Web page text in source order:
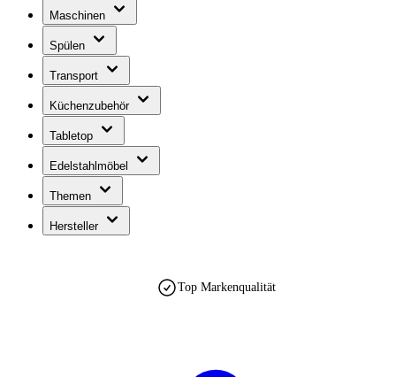
Maschinen
Spülen
Transport
Küchenzubehör
Tabletop
Edelstahlmöbel
Themen
Hersteller
Top Markenqualität